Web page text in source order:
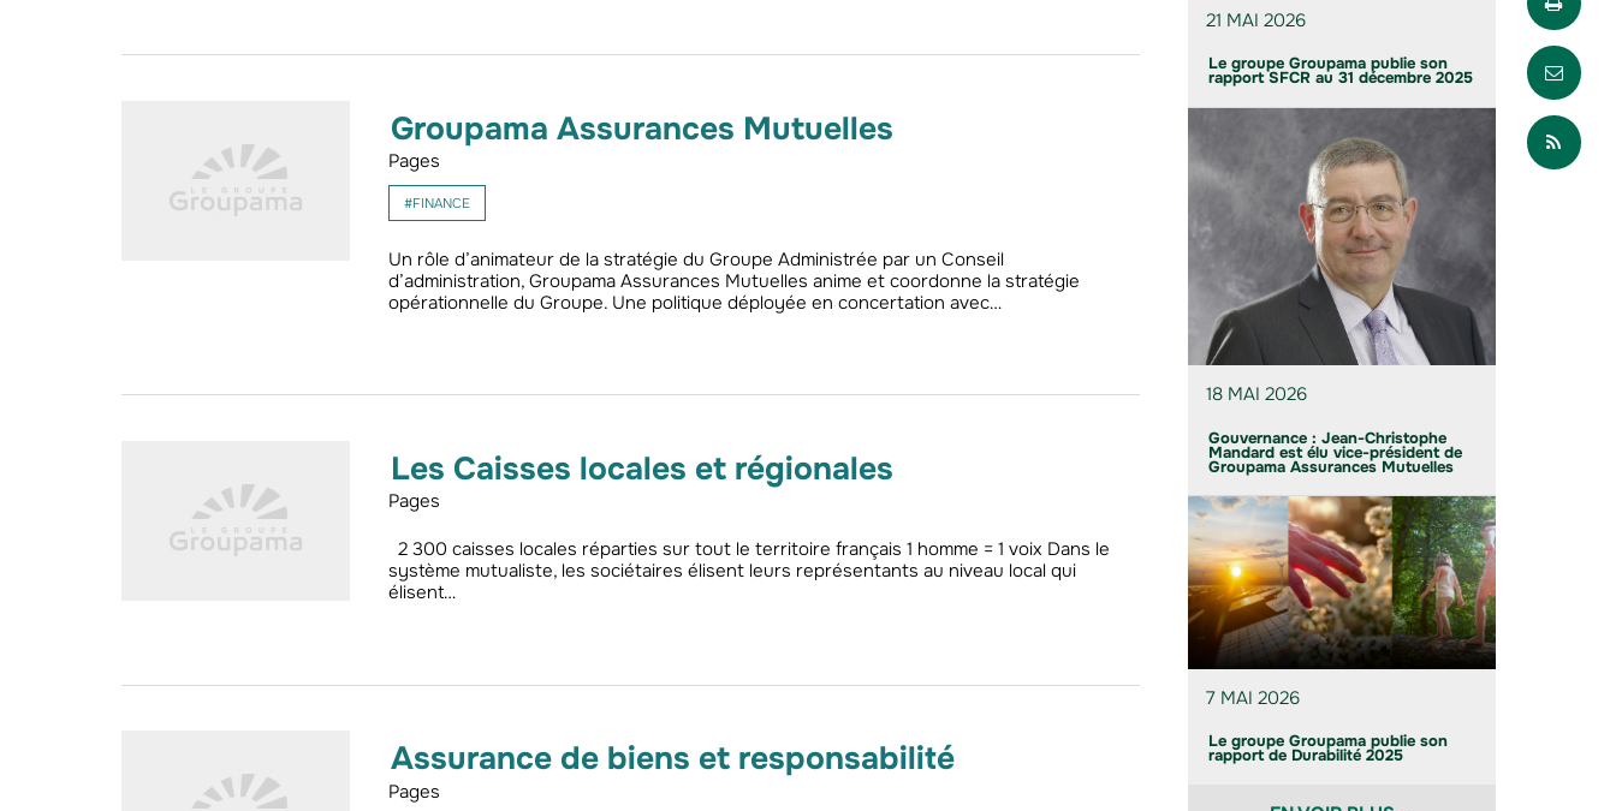
Groupama Assurances Mutuelles
Pages
#FINANCE
Un rôle d’animateur de la stratégie du Groupe Administrée par un Conseil
d’administration, Groupama Assurances Mutuelles anime et coordonne la stratégie
opérationnelle du Groupe. Une politique déployée en concertation avec…
Les Caisses locales et régionales
Pages
2 300 caisses locales réparties sur tout le territoire français 1 homme = 1 voix Dans le
système mutualiste, les sociétaires élisent leurs représentants au niveau local qui
élisent…
Assurance de biens et responsabilité
Pages
21 MAI 2026
Le groupe Groupama publie son
rapport SFCR au 31 décembre 2025
18 MAI 2026
Gouvernance : Jean-Christophe
Mandard est élu vice-président de
Groupama Assurances Mutuelles
7 MAI 2026
Le groupe Groupama publie son
rapport de Durabilité 2025